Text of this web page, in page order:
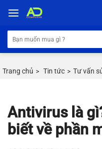
đến
nội
dung
Tìm
kiếm:
Trang chủ > Tin tức > Tư vấn
Antivirus là
biết về phần